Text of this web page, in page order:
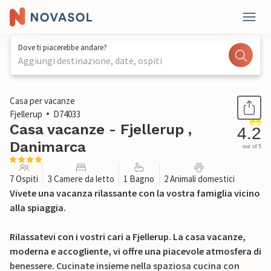
Dove ti piacerebbe andare?
Aggiungi destinazione, date, ospiti
1 / 26
Casa per vacanze
Fjellerup
D74033
Casa vacanze - Fjellerup ,
Danimarca
4.2
out of 5
7 Ospiti 3 Camere da letto 1 Bagno 2 Animali domestici
Vivete una vacanza rilassante con la vostra famiglia vicino
alla spiaggia.
Rilassatevi con i vostri cari a Fjellerup. La casa vacanze,
moderna e accogliente, vi offre una piacevole atmosfera di
benessere. Cucinate insieme nella spaziosa cucina con